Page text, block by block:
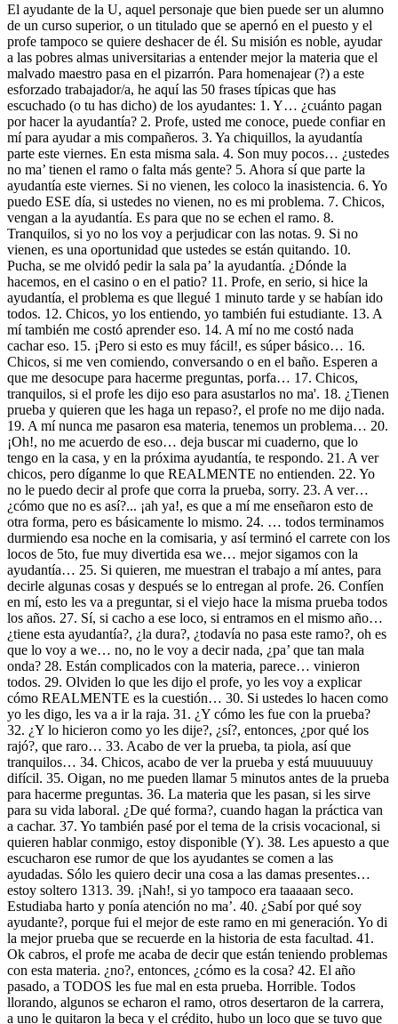
El ayudante de la U, aquel personaje que bien puede ser un alumno
de un curso superior, o un titulado que se apernó en el puesto y el
profe tampoco se quiere deshacer de él. Su misión es noble, ayudar
a las pobres almas universitarias a entender mejor la materia que el
malvado maestro pasa en el pizarrón. Para homenajear (?) a este
esforzado trabajador/a, he aquí las 50 frases típicas que has
escuchado (o tu has dicho) de los ayudantes: 1. Y… ¿cuánto pagan
por hacer la ayudantía? 2. Profe, usted me conoce, puede confiar en
mí para ayudar a mis compañeros. 3. Ya chiquillos, la ayudantía
parte este viernes. En esta misma sala. 4. Son muy pocos… ¿ustedes
no ma’ tienen el ramo o falta más gente? 5. Ahora sí que parte la
ayudantía este viernes. Si no vienen, les coloco la inasistencia. 6. Yo
puedo ESE día, si ustedes no vienen, no es mi problema. 7. Chicos,
vengan a la ayudantía. Es para que no se echen el ramo. 8.
Tranquilos, si yo no los voy a perjudicar con las notas. 9. Si no
vienen, es una oportunidad que ustedes se están quitando. 10.
Pucha, se me olvidó pedir la sala pa’ la ayudantía. ¿Dónde la
hacemos, en el casino o en el patio? 11. Profe, en serio, si hice la
ayudantía, el problema es que llegué 1 minuto tarde y se habían ido
todos. 12. Chicos, yo los entiendo, yo también fui estudiante. 13. A
mí también me costó aprender eso. 14. A mí no me costó nada
cachar eso. 15. ¡Pero si esto es muy fácil!, es súper básico… 16.
Chicos, si me ven comiendo, conversando o en el baño. Esperen a
que me desocupe para hacerme preguntas, porfa… 17. Chicos,
tranquilos, si el profe les dijo eso para asustarlos no ma'. 18. ¿Tienen
prueba y quieren que les haga un repaso?, el profe no me dijo nada.
19. A mí nunca me pasaron esa materia, tenemos un problema… 20.
¡Oh!, no me acuerdo de eso… deja buscar mi cuaderno, que lo
tengo en la casa, y en la próxima ayudantía, te respondo. 21. A ver
chicos, pero díganme lo que REALMENTE no entienden. 22. Yo
no le puedo decir al profe que corra la prueba, sorry. 23. A ver…
¿cómo que no es así?... ¡ah ya!, es que a mí me enseñaron esto de
otra forma, pero es básicamente lo mismo. 24. … todos terminamos
durmiendo esa noche en la comisaria, y así terminó el carrete con los
locos de 5to, fue muy divertida esa we… mejor sigamos con la
ayudantía… 25. Si quieren, me muestran el trabajo a mí antes, para
decirle algunas cosas y después se lo entregan al profe. 26. Confíen
en mí, esto les va a preguntar, si el viejo hace la misma prueba todos
los años. 27. Sí, si cacho a ese loco, si entramos en el mismo año…
¿tiene esta ayudantía?, ¿la dura?, ¿todavía no pasa este ramo?, oh es
que lo voy a we… no, no le voy a decir nada, ¿pa’ que tan mala
onda? 28. Están complicados con la materia, parece… vinieron
todos. 29. Olviden lo que les dijo el profe, yo les voy a explicar
cómo REALMENTE es la cuestión… 30. Si ustedes lo hacen como
yo les digo, les va a ir la raja. 31. ¿Y cómo les fue con la prueba?
32. ¿Y lo hicieron como yo les dije?, ¿sí?, entonces, ¿por qué los
rajó?, que raro… 33. Acabo de ver la prueba, ta piola, así que
tranquilos… 34. Chicos, acabo de ver la prueba y está muuuuuuy
difícil. 35. Oigan, no me pueden llamar 5 minutos antes de la prueba
para hacerme preguntas. 36. La materia que les pasan, si les sirve
para su vida laboral. ¿De qué forma?, cuando hagan la práctica van
a cachar. 37. Yo también pasé por el tema de la crisis vocacional, si
quieren hablar conmigo, estoy disponible (Y). 38. Les apuesto a que
escucharon ese rumor de que los ayudantes se comen a las
ayudadas. Sólo les quiero decir una cosa a las damas presentes…
estoy soltero 1313. 39. ¡Nah!, si yo tampoco era taaaaan seco.
Estudiaba harto y ponía atención no ma’. 40. ¿Sabí por qué soy
ayudante?, porque fui el mejor de este ramo en mi generación. Yo di
la mejor prueba que se recuerde en la historia de esta facultad. 41.
Ok cabros, el profe me acaba de decir que están teniendo problemas
con esta materia. ¿no?, entonces, ¿cómo es la cosa? 42. El año
pasado, a TODOS les fue mal en esta prueba. Horrible. Todos
llorando, algunos se echaron el ramo, otros desertaron de la carrera,
a uno le quitaron la beca y el crédito, hubo un loco que se tuvo que